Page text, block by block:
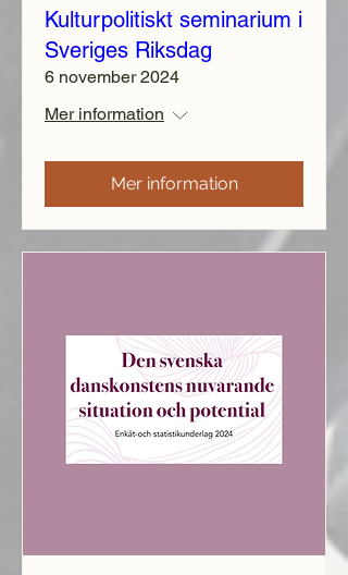
Kulturpolitiskt seminarium i
Sveriges Riksdag
6 november 2024
Mer information
Mer information